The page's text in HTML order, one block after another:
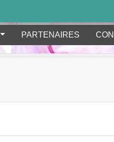
PARTENAIRES